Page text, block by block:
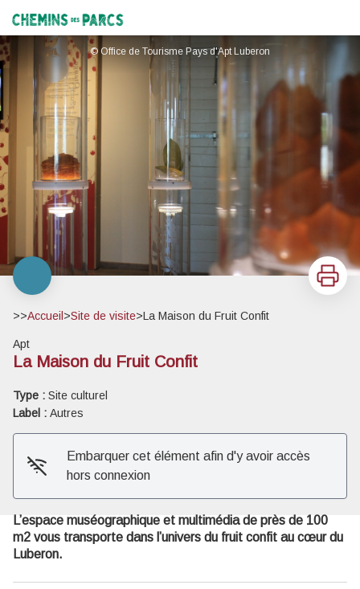
Chemins des Parcs
© Office de Tourisme Pays d'Apt Luberon
Imprimer
>>Accueil >Site de visite>La Maison du Fruit Confit
Apt
La Maison du Fruit Confit
Type : Site culturel
Label : Autres
Embarquer cet élément afin d'y avoir accès
hors connexion
L’espace muséographique et multimédia de près de 100
m2 vous transporte dans l’univers du fruit confit au cœur du
Luberon.